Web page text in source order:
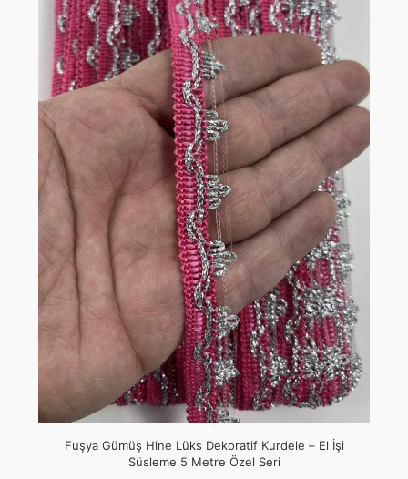
Fuşya Gümüş Hine Lüks Dekoratif Kurdele – El İşi
Süsleme 5 Metre Özel Seri